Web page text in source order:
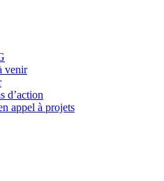
venir
d’action
appel à projets